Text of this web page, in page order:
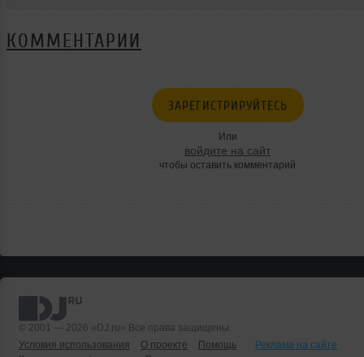
КОММЕНТАРИИ
ЗАРЕГИСТРИРУЙТЕСЬ
Или
войдите на сайт
чтобы оставить комментарий
© 2001 — 2026 «DJ.ru» Все права защищены.
Условия использования
О проекте Помощь
Реклама на сайте